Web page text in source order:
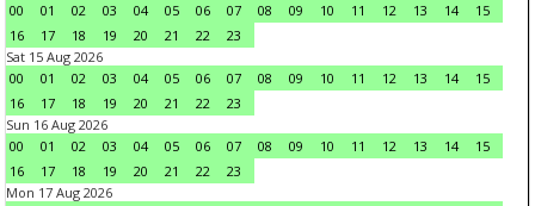
00
01 02 03 04 05 06 07 08 09 10 11 12 13 14
15
16
17 18 19 20 21 22
23
Sat 15 Aug 2026
00
01 02 03 04 05 06 07 08 09 10 11 12 13 14
15
16
17 18 19 20 21 22
23
Sun 16 Aug 2026
00
01 02 03 04 05 06 07 08 09 10 11 12 13 14
15
16
17 18 19 20 21 22
23
Mon 17 Aug 2026